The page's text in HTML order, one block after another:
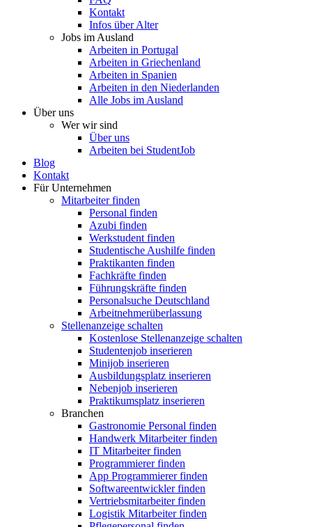
Kontakt
Infos über Alter
Jobs im Ausland
Arbeiten in Portugal
Arbeiten in Griechenland
Arbeiten in Spanien
Arbeiten in den Niederlanden
Alle Jobs im Ausland
Über uns
Wer wir sind
Über uns
Arbeiten bei StudentJob
Blog
Kontakt
Für Unternehmen
Mitarbeiter finden
Personal finden
Azubi finden
Werkstudent finden
Studentische Aushilfe finden
Praktikanten finden
Fachkräfte finden
Führungskräfte finden
Personalsuche Deutschland
Arbeitnehmerüberlassung
Stellenanzeige schalten
Kostenlose Stellenanzeige schalten
Studentenjob inserieren
Minijob inserieren
Ausbildungsplatz inserieren
Nebenjob inserieren
Praktikumsplatz inserieren
Branchen
Gastronomie Personal finden
Handwerk Mitarbeiter finden
IT Mitarbeiter finden
Programmierer finden
App Programmierer finden
Softwareentwickler finden
Vertriebsmitarbeiter finden
Logistik Mitarbeiter finden